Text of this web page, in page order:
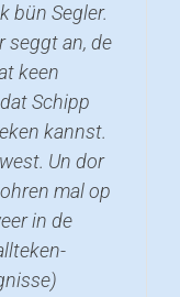
bün Segler.
seggt an, de
keen
Schipp
kannst.
Un dor
mal op
in de